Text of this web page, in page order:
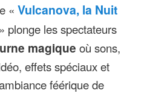
«Vulcanova, la Nuit
» plonge les spectateurs
magique où sons,
effets spéciaux et
féérique de